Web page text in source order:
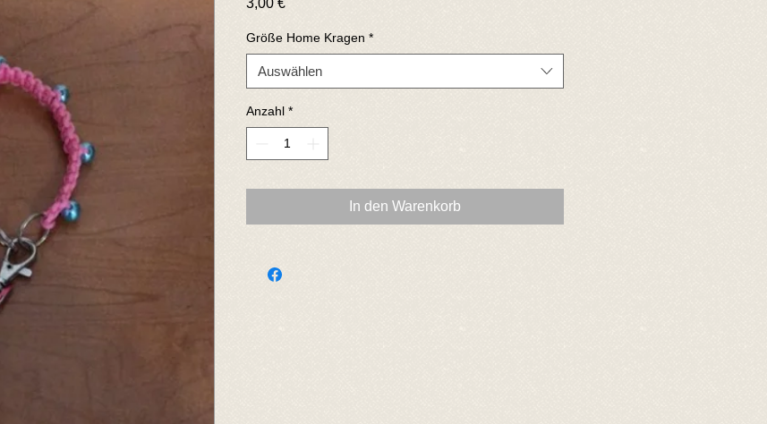
3,00 €
Größe Home Kragen *
Auswählen
Anzahl *
In den Warenkorb